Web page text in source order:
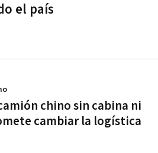
el país
chino sin cabina ni
cambiar la logística